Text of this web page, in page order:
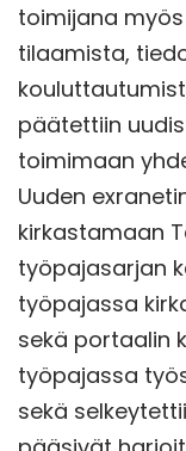
toimijana
tilaamista,
päätettiin
toimimaan
Uuden
kirkastamaan
työpajasarjan
työpajassa
sekä portaalin
työpajassa
sekä